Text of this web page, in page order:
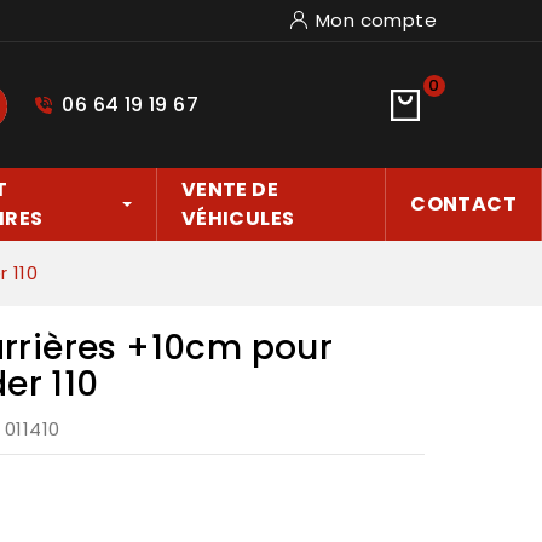
Mon compte
06 64 19 19 67
0
VENTE DE
VÉHICULES
CONTACT
+10cm pour
110
011410